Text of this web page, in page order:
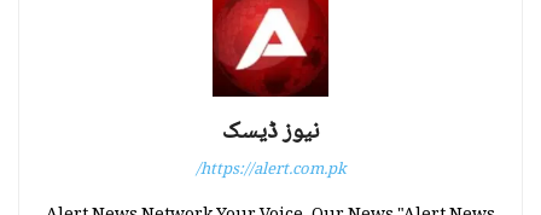
نیوز ڈیسک
https://alert.com.pk/